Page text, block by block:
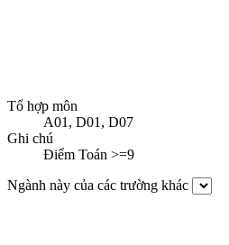
Tổ hợp môn
A01, D01, D07
Ghi chú
Điểm Toán >=9
Ngành này của các trường khác